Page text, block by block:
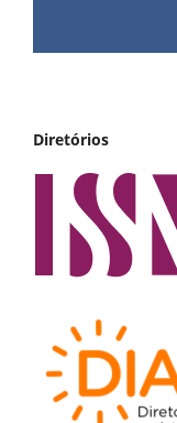
Diretórios